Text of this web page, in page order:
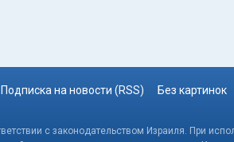
Подписка на новости (RSS) Без картинок
с законодательством Израиля. При